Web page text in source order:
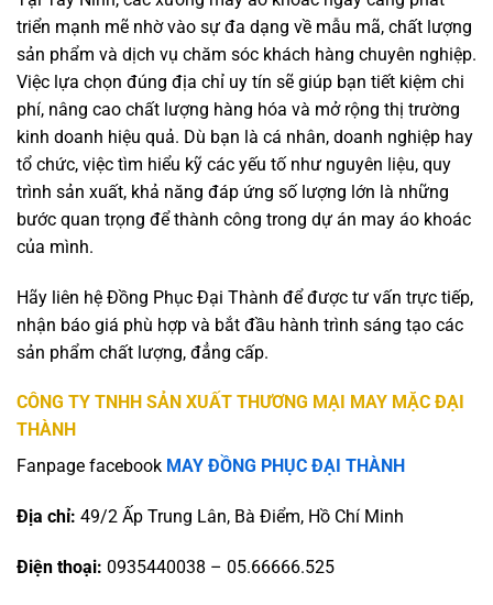
triển mạnh mẽ nhờ vào sự đa dạng về mẫu mã, chất lượng
sản phẩm và dịch vụ chăm sóc khách hàng chuyên nghiệp.
Việc lựa chọn đúng địa chỉ uy tín sẽ giúp bạn tiết kiệm chi
phí, nâng cao chất lượng hàng hóa và mở rộng thị trường
kinh doanh hiệu quả. Dù bạn là cá nhân, doanh nghiệp hay
tổ chức, việc tìm hiểu kỹ các yếu tố như nguyên liệu, quy
trình sản xuất, khả năng đáp ứng số lượng lớn là những
bước quan trọng để thành công trong dự án may áo khoác
của mình.
Hãy liên hệ Đồng Phục Đại Thành để được tư vấn trực tiếp,
nhận báo giá phù hợp và bắt đầu hành trình sáng tạo các
sản phẩm chất lượng, đẳng cấp.
CÔNG TY TNHH SẢN XUẤT THƯƠNG MẠI MAY MẶC ĐẠI
THÀNH
Fanpage facebook MAY ĐỒNG PHỤC ĐẠI THÀNH
Địa chỉ: 49/2 Ấp Trung Lân, Bà Điểm, Hồ Chí Minh
Điện thoại: 0935440038 – 05.66666.525